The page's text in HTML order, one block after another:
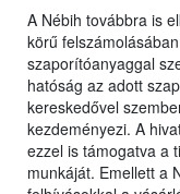
A Nébih továbbra is
körű
szaporítóanyaggal
hatóság az adott
kereskedővel
kezdeményezi. A
ezzel is támogatva a
munkáját. Emellett a